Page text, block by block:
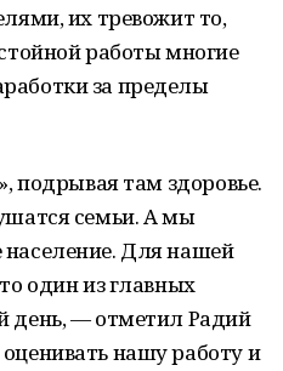
их тревожит то,
работы многие
за пределы
подрывая там здоровье.
семьи. А мы
население. Для нашей
один из главных
день, — отметил Радий
нашу работу и